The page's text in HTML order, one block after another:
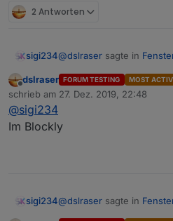
2 Antworten
sigi234@dslraser sagte in
@sigi234
Offline
dslraser FORUM TESTING MOST
schrieb am 27. Dez. 2019, 22:48
zuletzt editiert von
@sigi234
Im Blockly
sigi234@dslraser sagte in